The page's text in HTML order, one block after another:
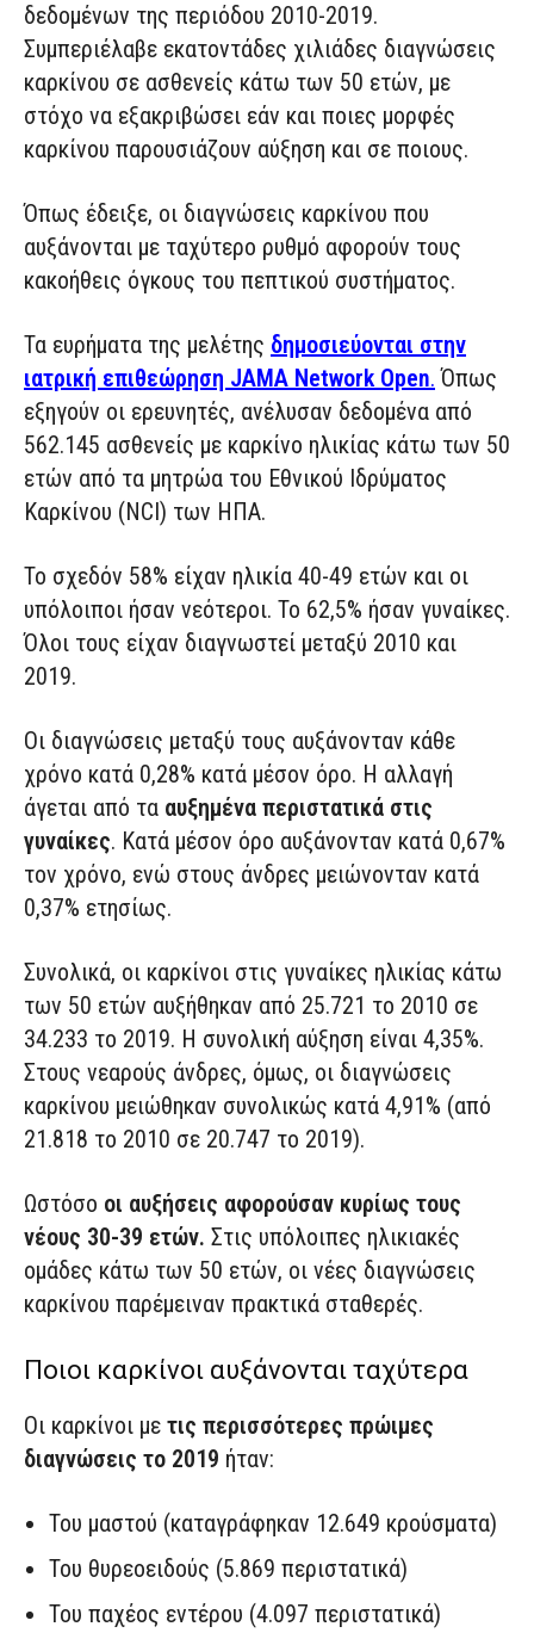
δεδομένων της περιόδου 2010-2019.
Συμπεριέλαβε εκατοντάδες χιλιάδες διαγνώσεις
καρκίνου σε ασθενείς κάτω των 50 ετών, με
στόχο να εξακριβώσει εάν και ποιες μορφές
καρκίνου παρουσιάζουν αύξηση και σε ποιους.
Όπως έδειξε, οι διαγνώσεις καρκίνου που
αυξάνονται με ταχύτερο ρυθμό αφορούν τους
κακοήθεις όγκους του πεπτικού συστήματος.
Τα ευρήματα της μελέτης δημοσιεύονται στην
ιατρική επιθεώρηση JAMA Network Open. Όπως
εξηγούν οι ερευνητές, ανέλυσαν δεδομένα από
562.145 ασθενείς με καρκίνο ηλικίας κάτω των 50
ετών από τα μητρώα του Εθνικού Ιδρύματος
Καρκίνου (NCI) των ΗΠΑ.
Το σχεδόν 58% είχαν ηλικία 40-49 ετών και οι
υπόλοιποι ήσαν νεότεροι. Το 62,5% ήσαν γυναίκες.
Όλοι τους είχαν διαγνωστεί μεταξύ 2010 και
2019.
Οι διαγνώσεις μεταξύ τους αυξάνονταν κάθε
χρόνο κατά 0,28% κατά μέσον όρο. Η αλλαγή
άγεται από τα αυξημένα περιστατικά στις
γυναίκες. Κατά μέσον όρο αυξάνονταν κατά 0,67%
τον χρόνο, ενώ στους άνδρες μειώνονταν κατά
0,37% ετησίως.
Συνολικά, οι καρκίνοι στις γυναίκες ηλικίας κάτω
των 50 ετών αυξήθηκαν από 25.721 το 2010 σε
34.233 το 2019. Η συνολική αύξηση είναι 4,35%.
Στους νεαρούς άνδρες, όμως, οι διαγνώσεις
καρκίνου μειώθηκαν συνολικώς κατά 4,91% (από
21.818 το 2010 σε 20.747 το 2019).
Ωστόσο οι αυξήσεις αφορούσαν κυρίως τους
νέους 30-39 ετών. Στις υπόλοιπες ηλικιακές
ομάδες κάτω των 50 ετών, οι νέες διαγνώσεις
καρκίνου παρέμειναν πρακτικά σταθερές.
Ποιοι καρκίνοι αυξάνονται ταχύτερα
Οι καρκίνοι με τις περισσότερες πρώιμες
διαγνώσεις το 2019 ήταν:
Του μαστού (καταγράφηκαν 12.649 κρούσματα)
Του θυρεοειδούς (5.869 περιστατικά)
Του παχέος εντέρου (4.097 περιστατικά)